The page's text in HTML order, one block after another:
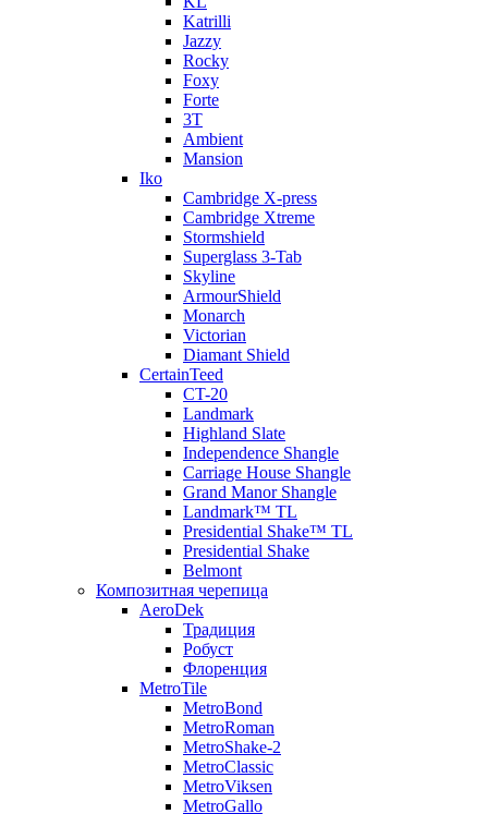
Katrilli
Jazzy
Rocky
Foxy
Forte
3T
Ambient
Mansion
Iko
Cambridge X-press
Cambridge Xtreme
Stormshield
Superglass 3-Tab
Skyline
ArmourShield
Monarch
Victorian
Diamant Shield
CertainTeed
CT-20
Landmark
Highland Slate
Independence Shangle
Carriage House Shangle
Grand Manor Shangle
Landmark™ TL
Presidential Shake™ TL
Presidential Shake
Belmont
Композитная черепица
AeroDek
Традиция
Робуст
Флоренция
MetroTile
MetroBond
MetroRoman
MetroShake-2
MetroClassic
MetroViksen
MetroGallo